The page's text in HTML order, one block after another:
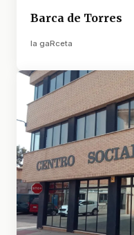
Barca de Torres
la gaRceta